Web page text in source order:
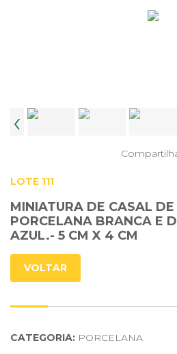
‹
LOTE 111
MINIATURA DE CASAL DE
PORCELANA BRANCA E
AZUL.- 5 CM X 4 CM
VOLTAR
CATEGORIA: PORCELANA